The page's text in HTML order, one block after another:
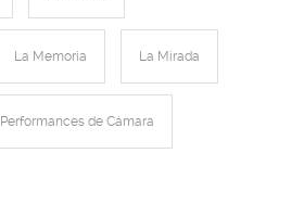
La Memoria La Mirada
Performances de Cámara